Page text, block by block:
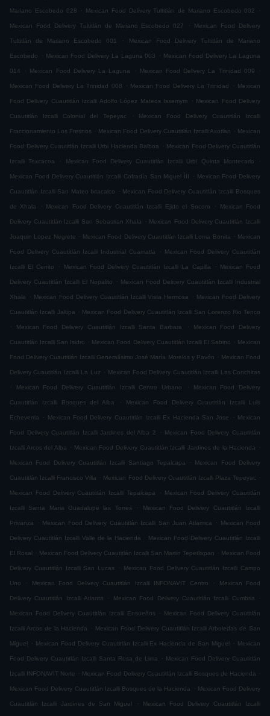
Mariano Escobedo 028 . Mexican Food Delivery Tultitlán de Mariano Escobedo 002 .
Mexican Food Delivery Tultitlán de Mariano Escobedo 027 . Mexican Food Delivery
Tultitlán de Mariano Escobedo 001 . Mexican Food Delivery Tultitlán de Mariano
Escobedo . Mexican Food Delivery La Laguna 003 . Mexican Food Delivery La Laguna
014 . Mexican Food Delivery La Laguna . Mexican Food Delivery La Trinidad 009 .
Mexican Food Delivery La Trinidad 008 . Mexican Food Delivery La Trinidad . Mexican
Food Delivery Cuautitlán Izcalli Adolfo López Mateos Issemym . Mexican Food Delivery
Cuautitlán Izcalli Colonial del Tepeyac . Mexican Food Delivery Cuautitlán Izcalli
Fraccionamiento Los Fresnos . Mexican Food Delivery Cuautitlán Izcalli Axotlan . Mexican
Food Delivery Cuautitlán Izcalli Urbi Hacienda Balboa . Mexican Food Delivery Cuautitlán
Izcalli Texcacoa . Mexican Food Delivery Cuautitlán Izcalli Urbi Quinta Montecarlo .
Mexican Food Delivery Cuautitlán Izcalli Cofradía San Miguel ÌII . Mexican Food Delivery
Cuautitlán Izcalli San Mateo Ixtacalco . Mexican Food Delivery Cuautitlán Izcalli Bosques
de Xhala . Mexican Food Delivery Cuautitlán Izcalli Ejido el Socoro . Mexican Food
Delivery Cuautitlán Izcalli San Sebastian Xhala . Mexican Food Delivery Cuautitlán Izcalli
Joaquin Lopez Negrete . Mexican Food Delivery Cuautitlán Izcalli Loma Bonita . Mexican
Food Delivery Cuautitlán Izcalli Industrial Cuamatla . Mexican Food Delivery Cuautitlán
Izcalli El Cerrito . Mexican Food Delivery Cuautitlán Izcalli La Capilla . Mexican Food
Delivery Cuautitlán Izcalli El Nopalito . Mexican Food Delivery Cuautitlán Izcalli Industrial
Xhala . Mexican Food Delivery Cuautitlán Izcalli Vista Hermosa . Mexican Food Delivery
Cuautitlán Izcalli Jaltipa . Mexican Food Delivery Cuautitlán Izcalli San Lorenzo Rio Tenco
.
Mexican Food Delivery Cuautitlán Izcalli Santa Barbara . Mexican Food Delivery
Cuautitlán Izcalli San Isidro . Mexican Food Delivery Cuautitlán Izcalli El Sabino . Mexican
Food Delivery Cuautitlán Izcalli Generalísimo José María Morelos y Pavón . Mexican Food
Delivery Cuautitlán Izcalli La Luz . Mexican Food Delivery Cuautitlán Izcalli Las Conchitas
.
Mexican Food Delivery Cuautitlán Izcalli Centro Urbano . Mexican Food Delivery
Cuautitlán Izcalli Bosques del Alba . Mexican Food Delivery Cuautitlán Izcalli Luis
Echeverria . Mexican Food Delivery Cuautitlán Izcalli Ex Hacienda San Jose . Mexican
Food Delivery Cuautitlán Izcalli Jardines del Alba 2 . Mexican Food Delivery Cuautitlán
Izcalli Arcos del Alba . Mexican Food Delivery Cuautitlán Izcalli Jardines de la Hacienda .
Mexican Food Delivery Cuautitlán Izcalli Santiago Tepalcapa . Mexican Food Delivery
Cuautitlán Izcalli Francisco Villa . Mexican Food Delivery Cuautitlán Izcalli Plaza Tepeyac .
Mexican Food Delivery Cuautitlán Izcalli Tepalcapa . Mexican Food Delivery Cuautitlán
Izcalli Santa Maria Guadalupe las Torres . Mexican Food Delivery Cuautitlán Izcalli
Privanza . Mexican Food Delivery Cuautitlán Izcalli San Juan Atlamica . Mexican Food
Delivery Cuautitlán Izcalli Valle de la Hacienda . Mexican Food Delivery Cuautitlán Izcalli
El Rosal . Mexican Food Delivery Cuautitlán Izcalli San Martin Tepetlixpan . Mexican Food
Delivery Cuautitlán Izcalli San Lucas . Mexican Food Delivery Cuautitlán Izcalli Campo
Uno . Mexican Food Delivery Cuautitlán Izcalli INFONAVIT Centro . Mexican Food
Delivery Cuautitlán Izcalli Atlanta . Mexican Food Delivery Cuautitlán Izcalli Cumbria .
Mexican Food Delivery Cuautitlán Izcalli Ensueños . Mexican Food Delivery Cuautitlán
Izcalli Arcos de la Hacienda . Mexican Food Delivery Cuautitlán Izcalli Arboledas de San
Miguel . Mexican Food Delivery Cuautitlán Izcalli Ex Hacienda de San Miguel . Mexican
Food Delivery Cuautitlán Izcalli Santa Rosa de Lima . Mexican Food Delivery Cuautitlán
Izcalli INFONAVIT Norte . Mexican Food Delivery Cuautitlán Izcalli Bosques de Hacienda .
Mexican Food Delivery Cuautitlán Izcalli Bosques de la Hacienda . Mexican Food Delivery
Cuautitlán Izcalli Jardines de San Miguel . Mexican Food Delivery Cuautitlán Izcalli